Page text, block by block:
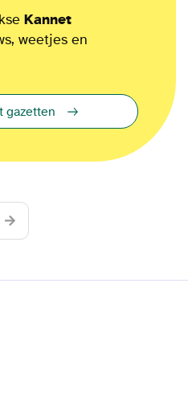
Kannet
weetjes en
gazetten